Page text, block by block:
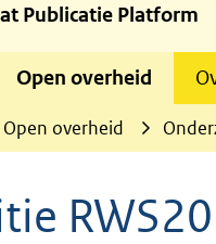
Publicatie Platform
Open overheid
Open overheid